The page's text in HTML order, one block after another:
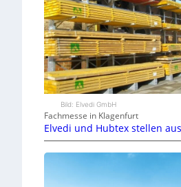
Bild: Elvedi GmbH
Fachmesse in Klagenfurt
Elvedi und Hubtex stellen aus